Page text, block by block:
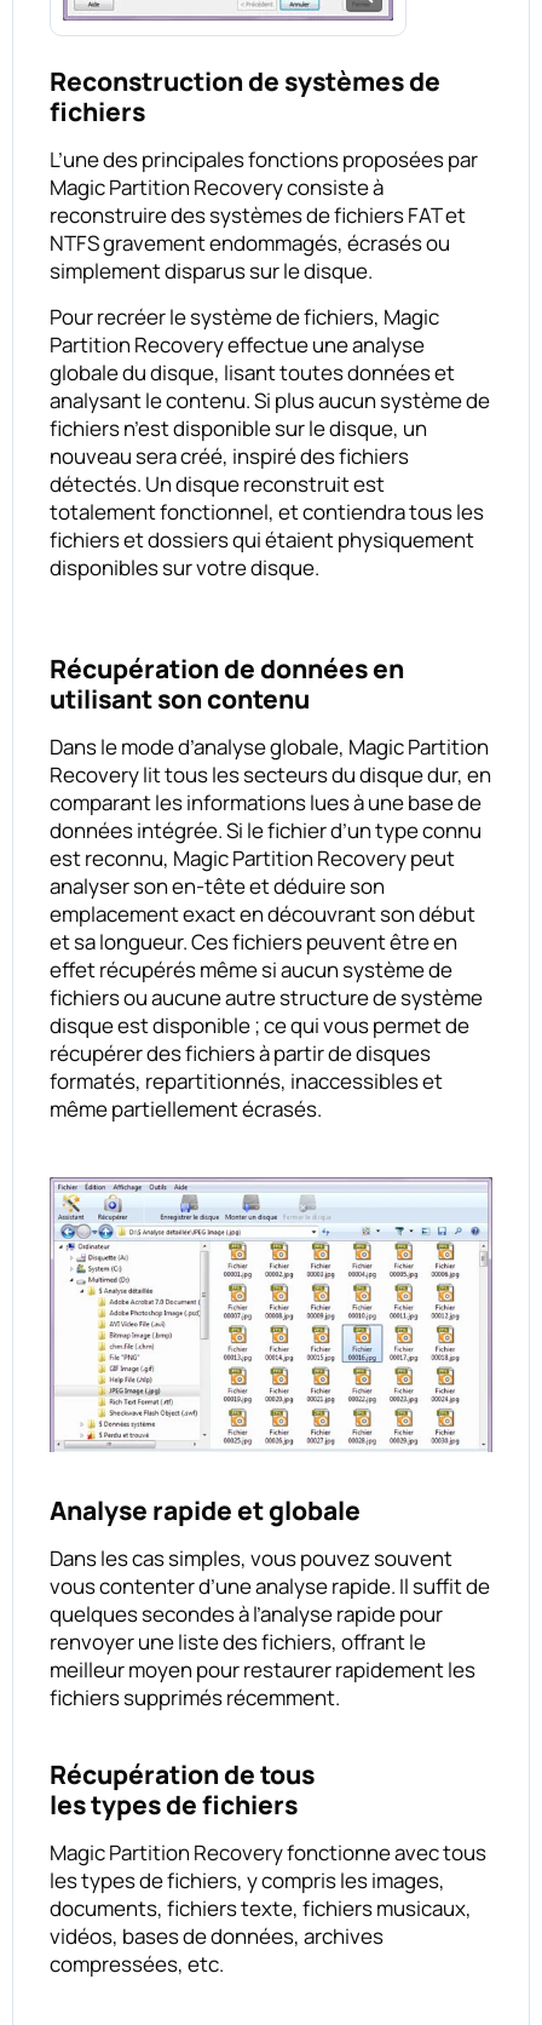
Reconstruction de systèmes de
fichiers
L’une des principales fonctions proposées par
Magic Partition Recovery consiste à
reconstruire des systèmes de fichiers FAT et
NTFS gravement endommagés, écrasés ou
simplement disparus sur le disque.
Pour recréer le système de fichiers, Magic
Partition Recovery effectue une analyse
globale du disque, lisant toutes données et
analysant le contenu. Si plus aucun système de
fichiers n’est disponible sur le disque, un
nouveau sera créé, inspiré des fichiers
détectés. Un disque reconstruit est
totalement fonctionnel, et contiendra tous les
fichiers et dossiers qui étaient physiquement
disponibles sur votre disque.
Récupération de données en
utilisant son contenu
Dans le mode d’analyse globale, Magic Partition
Recovery lit tous les secteurs du disque dur, en
comparant les informations lues à une base de
données intégrée. Si le fichier d’un type connu
est reconnu, Magic Partition Recovery peut
analyser son en-tête et déduire son
emplacement exact en découvrant son début
et sa longueur. Ces fichiers peuvent être en
effet récupérés même si aucun système de
fichiers ou aucune autre structure de système
disque est disponible ; ce qui vous permet de
récupérer des fichiers à partir de disques
formatés, repartitionnés, inaccessibles et
même partiellement écrasés.
Analyse rapide et globale
Dans les cas simples, vous pouvez souvent
vous contenter d’une analyse rapide. Il suffit de
quelques secondes à l’analyse rapide pour
renvoyer une liste des fichiers, offrant le
meilleur moyen pour restaurer rapidement les
fichiers supprimés récemment.
Récupération de tous
les types de fichiers
Magic Partition Recovery fonctionne avec tous
les types de fichiers, y compris les images,
documents, fichiers texte, fichiers musicaux,
vidéos, bases de données, archives
compressées, etc.